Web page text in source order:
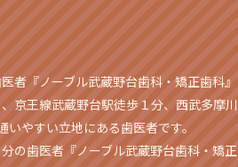
者『ノーブル武蔵野台歯科・矯正歯科』
京王線武蔵野台駅徒歩１分、西武多摩川
やすい立地にある歯医者です。
の歯医者『ノーブル武蔵野台歯科・矯正